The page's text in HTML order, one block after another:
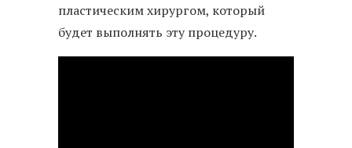
пластическим хирургом, который
будет выполнять эту процедуру.